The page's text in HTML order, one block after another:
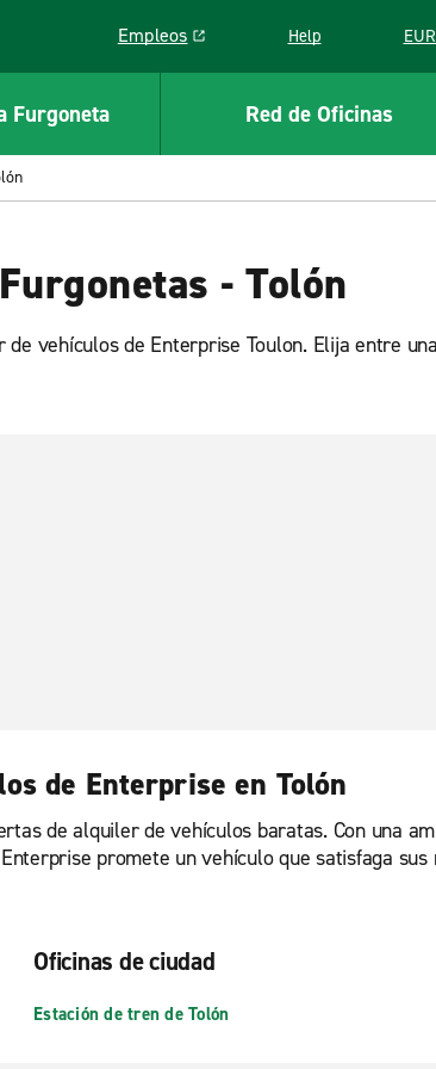
Empleos
Link opens in a new window
Help
Furgoneta Red de Oficinas
- Tolón
vehículos de Enterprise Toulon. Elija entre
de Enterprise en Tolón
de alquiler de vehículos baratas. Con una
promete un vehículo que satisfaga
Oficinas de ciudad
Estación de tren de Tolón